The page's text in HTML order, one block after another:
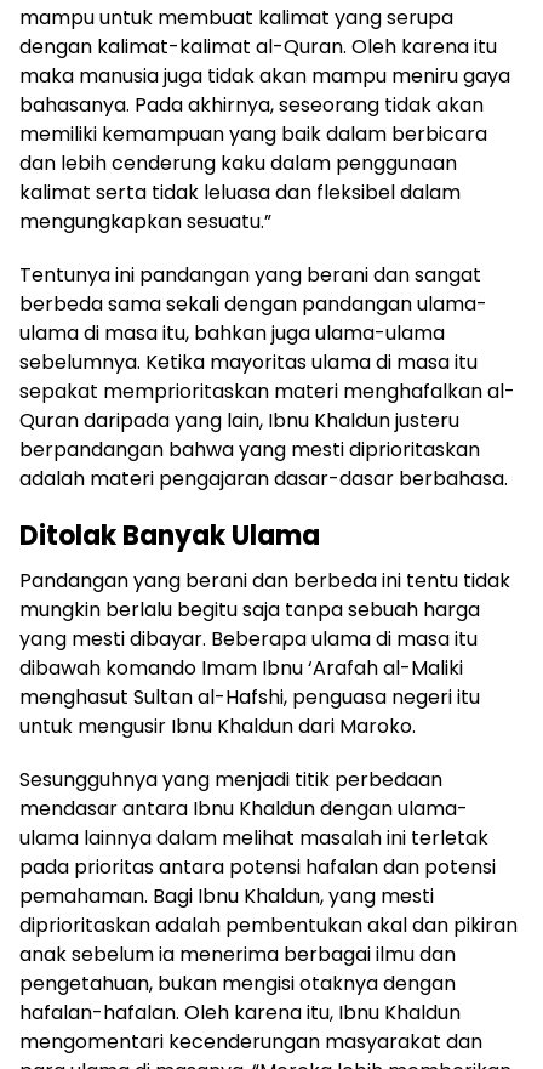
mampu untuk membuat kalimat yang serupa
dengan kalimat-kalimat al-Quran. Oleh karena itu
maka manusia juga tidak akan mampu meniru gaya
bahasanya. Pada akhirnya, seseorang tidak akan
memiliki kemampuan yang baik dalam berbicara
dan lebih cenderung kaku dalam penggunaan
kalimat serta tidak leluasa dan fleksibel dalam
mengungkapkan sesuatu.”
Tentunya ini pandangan yang berani dan sangat
berbeda sama sekali dengan pandangan ulama-
ulama di masa itu, bahkan juga ulama-ulama
sebelumnya. Ketika mayoritas ulama di masa itu
sepakat memprioritaskan materi menghafalkan al-
Quran daripada yang lain, Ibnu Khaldun justeru
berpandangan bahwa yang mesti diprioritaskan
adalah materi pengajaran dasar-dasar berbahasa.
Ditolak Banyak Ulama
Pandangan yang berani dan berbeda ini tentu tidak
mungkin berlalu begitu saja tanpa sebuah harga
yang mesti dibayar. Beberapa ulama di masa itu
dibawah komando Imam Ibnu ‘Arafah al-Maliki
menghasut Sultan al-Hafshi, penguasa negeri itu
untuk mengusir Ibnu Khaldun dari Maroko.
Sesungguhnya yang menjadi titik perbedaan
mendasar antara Ibnu Khaldun dengan ulama-
ulama lainnya dalam melihat masalah ini terletak
pada prioritas antara potensi hafalan dan potensi
pemahaman. Bagi Ibnu Khaldun, yang mesti
diprioritaskan adalah pembentukan akal dan pikiran
anak sebelum ia menerima berbagai ilmu dan
pengetahuan, bukan mengisi otaknya dengan
hafalan-hafalan. Oleh karena itu, Ibnu Khaldun
mengomentari kecenderungan masyarakat dan